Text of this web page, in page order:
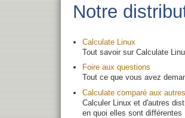
Notre
Calculate Linux
Tout savoir sur Calculate
Foire aux questions
Tout ce que vous avez
Calculate comparé aux
Calculer Linux et d'autres
en quoi elles sont différentes